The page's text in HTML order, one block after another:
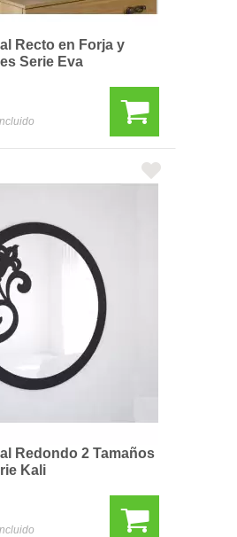
Recto en Forja y
Serie Eva
Redondo 2 Tamaños
Kali